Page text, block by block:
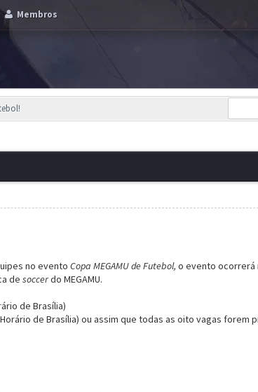
Membros
no evento Copa MEGAMU de Futebol, o evento ocorrerá
de soccerdo MEGAMU.
de Brasília)
de Brasília) ou assim que todas as oito vagas forem